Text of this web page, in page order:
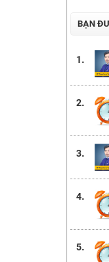
BẠN
1.
2.
3.
4.
5.